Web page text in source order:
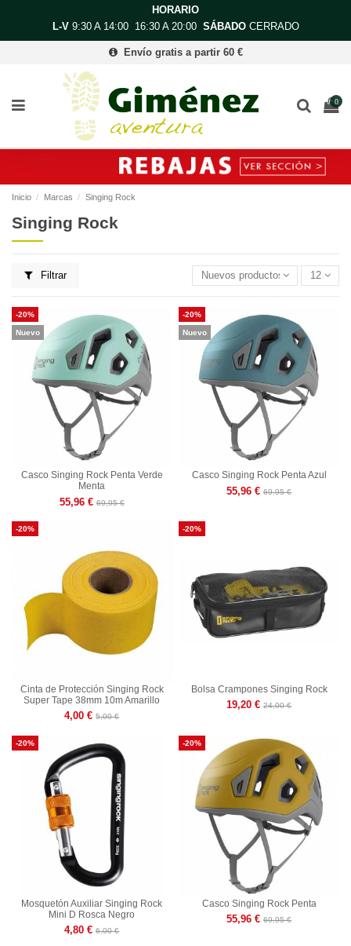
HORARIO
L-V9:30 A 14:00 16:30 A 20:00 SÁBADOCERRADO
Envío gratis a partir 60 €
0
Inicio Marcas Singing Rock
Singing Rock
Filtrar Nuevos productos primero
12
-20%
Nuevo
Casco Singing Rock Penta Verde
Menta
55,96 € 69,95 €
-20%
Nuevo
Casco Singing Rock Penta Azul
55,96 € 69,95 €
-20%
Cinta de Protección Singing Rock
Super Tape 38mm 10m Amarillo
4,00 € 5,00 €
-20%
Bolsa Crampones Singing Rock
19,20 € 24,00 €
-20%
Mosquetón Auxiliar Singing Rock
Mini D Rosca Negro
4,80 € 6,00 €
-20%
Casco Singing Rock Penta
55,96 € 69,95 €